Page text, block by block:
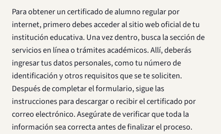
Para obtener un certificado de alumno regular por
internet, primero debes acceder al sitio web oficial de tu
institución educativa. Una vez dentro, busca la sección de
servicios en línea o trámites académicos. Allí, deberás
ingresar tus datos personales, como tu número de
identificación y otros requisitos que se te soliciten.
Después de completar el formulario, sigue las
instrucciones para descargar o recibir el certificado por
correo electrónico. Asegúrate de verificar que toda la
información sea correcta antes de finalizar el proceso.